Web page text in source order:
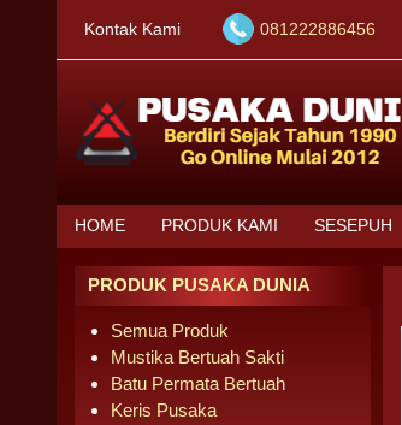
Kontak Kami 081222886456
HOME PRODUK KAMI SESEPUH
PRODUK PUSAKA DUNIA
Semua Produk
Mustika Bertuah Sakti
Batu Permata Bertuah
Keris Pusaka